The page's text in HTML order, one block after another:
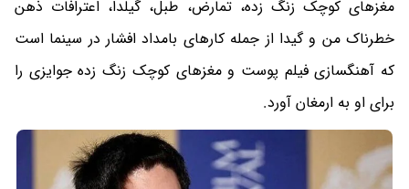
مغزهای کوچک زنگ زده، تمارض، طبل، گیلدا، اعترافات ذهن
خطرناک من و گیدا از جمله کارهای بامداد افشار در سینما است
که آهنگسازی فیلم پوست و مغزهای کوچک زنگ زده جوایزی را
برای او به ارمغان آورد.